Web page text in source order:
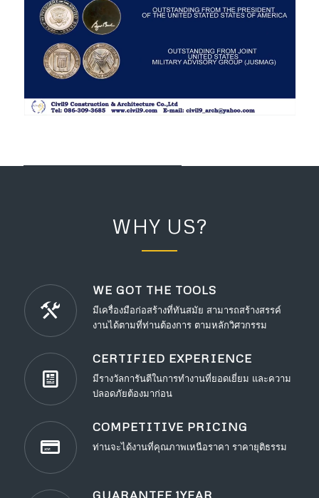
WHY US?
WE GOT THE TOOLS
มีเครื่องมือก่อสร้างที่ทันสมัย สามารถสร้างสรรค์
งานได้ตามที่ท่านต้องการ ตามหลักวิศวกรรม
CERTIFIED EXPERIENCE
มีรางวัลการันตีในการทำงานที่ยอดเยี่ยม และความ
ปลอดภัยต้องมาก่อน
COMPETITIVE PRICING
ท่านจะได้งานที่คุณภาพเหนือราคา ราคายุติธรรม